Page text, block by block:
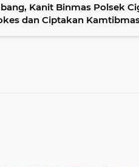
Kanit Binmas Polsek
dan Ciptakan